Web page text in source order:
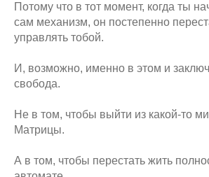
Потому что в тот момент, когда ты
сам механизм, он постепенно
управлять тобой.
И, возможно, именно в этом и
свобода.
Не в том, чтобы выйти из какой-то
Матрицы.
А в том, чтобы перестать жить